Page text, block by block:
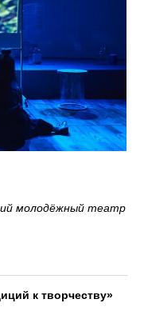
молодёжный театр
к творчеству»